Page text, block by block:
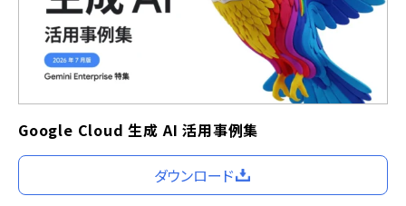
Google Cloud 生成 AI 活用事例集
ダウンロード